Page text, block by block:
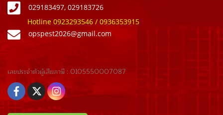
029183497, 029183726
Hotline 0923293546 / 0936353915
opspest2026@gmail.com
เลขประจำตัวผู้เสียภาษี : 0105550007087